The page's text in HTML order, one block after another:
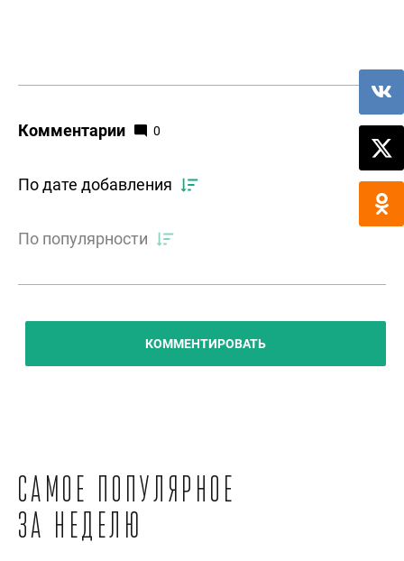
Комментарии 0
По дате добавления
По популярности
КОММЕНТИРОВАТЬ
Самое популярное
за неделю